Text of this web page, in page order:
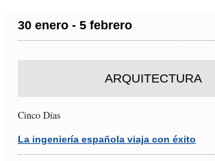
30 enero - 5 febrero
ARQUITECTURA
Cinco Días
La ingeniería española viaja con éxito